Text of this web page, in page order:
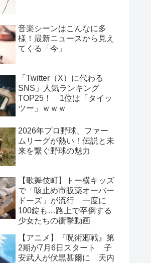
音楽シーンはこんなに多
様！最新ニュースから見え
てくる「今」
「Twitter（X）に代わる
SNS」人気ランキング
TOP25！ 1位は「タイッ
ツー」ｗｗｗ
2026年プロ野球、ファー
ムリーグが熱い！伝説と未
来を繋ぐ野球の魅力
【歌舞伎町】トー横キッズ
で「咳止め市販薬オーバー
ドーズ」が流行 一度に
100錠も…路上で卒倒する
少女たちの衝撃動画
【アニメ】『呪術廻戦』第
2期が7月6日スタート 子
安武人が伏黒甚爾に 天内